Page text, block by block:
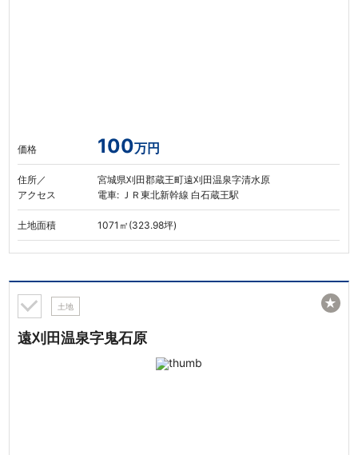
価格 100万円
住所／
アクセス
宮城県刈田郡蔵王町遠刈田温泉字清水原
電車: ＪＲ東北新幹線 白石蔵王駅
土地面積 1071㎡(323.98坪)
土地
遠刈田温泉字鬼石原
★